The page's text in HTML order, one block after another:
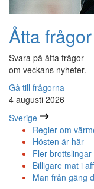
Åtta frågor
Svara på åtta frågor
om veckans nyheter.
Gå till frågorna
4 augusti 2026
Sverige
Regler om
Hösten är här
Fler brottslingar
Billigare mat i
Man från gäng